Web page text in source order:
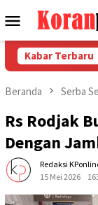
ke
Menu
Mobile
Kabar Terbaru
FSPMI PT
Beranda Serba
Rs Rodjak
Dengan
Redaksi
15 Mei 2026